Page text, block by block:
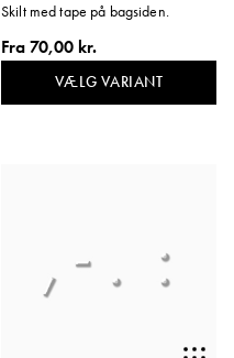
Skilt med tape på bagsiden.
Fra70,00 kr.
VÆLG VARIANT